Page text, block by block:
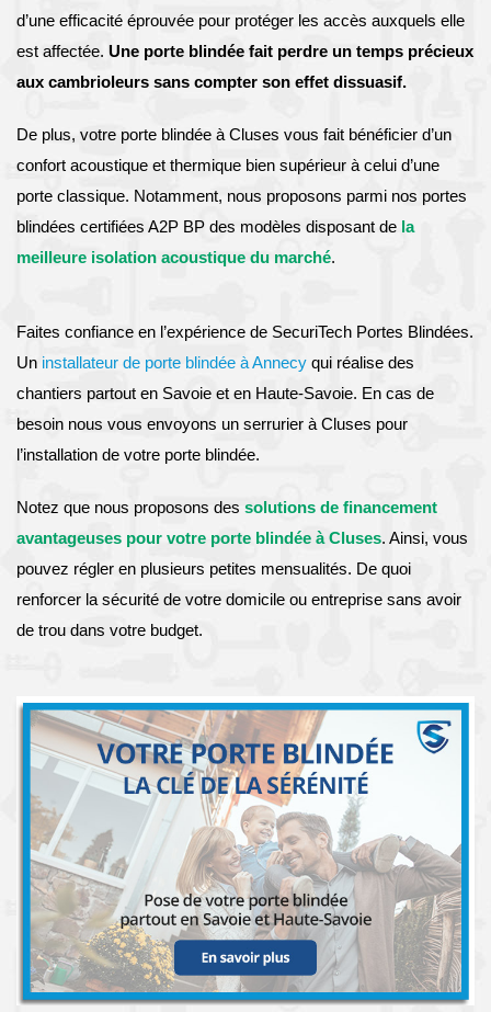
d’une efficacité éprouvée pour protéger les accès auxquels elle
est affectée. Une porte blindée fait perdre un temps précieux
aux cambrioleurs sans compter son effet dissuasif.
De plus, votre porte blindée à Cluses vous fait bénéficier d’un
confort acoustique et thermique bien supérieur à celui d’une
porte classique. Notamment, nous proposons parmi nos portes
blindées certifiées A2P BP des modèles disposant de la
meilleure isolation acoustique du marché.
Faites confiance en l’expérience de SecuriTech Portes Blindées.
Un installateur de porte blindée à Annecy qui réalise des
chantiers partout en Savoie et en Haute-Savoie. En cas de
besoin nous vous envoyons un serrurier à Cluses pour
l’installation de votre porte blindée.
Notez que nous proposons des solutions de financement
avantageuses pour votre porte blindée à Cluses. Ainsi, vous
pouvez régler en plusieurs petites mensualités. De quoi
renforcer la sécurité de votre domicile ou entreprise sans avoir
de trou dans votre budget.